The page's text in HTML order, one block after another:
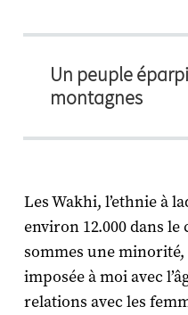
Un peuple
montagnes
Les Wakhi, l’ethnie à
environ 12.000 dans
sommes une minorité,
imposée à moi avec
relations avec les